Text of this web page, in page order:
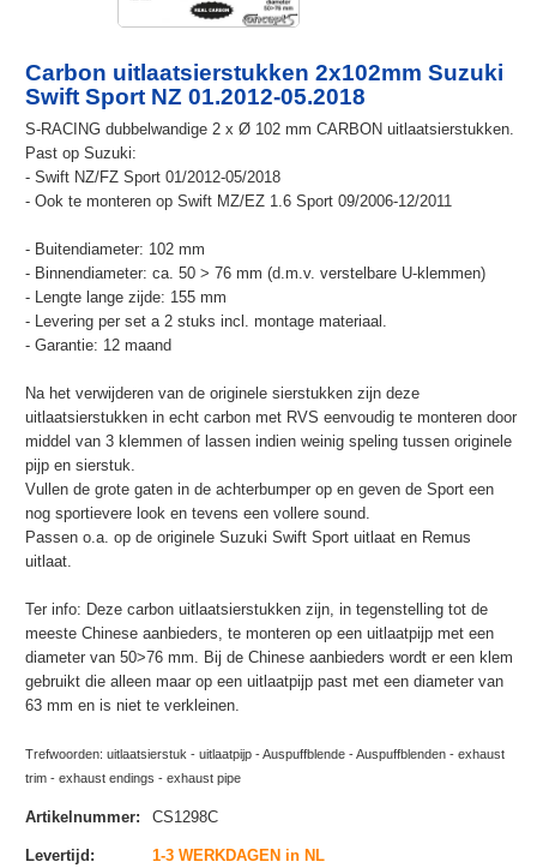
Carbon uitlaatsierstukken 2x102mm Suzuki
Swift Sport NZ 01.2012-05.2018
S-RACING dubbelwandige 2 x Ø 102 mm CARBON uitlaatsierstukken.
Past op Suzuki:
- Swift NZ/FZ Sport 01/2012-05/2018
- Ook te monteren op Swift MZ/EZ 1.6 Sport 09/2006-12/2011
- Buitendiameter: 102 mm
- Binnendiameter: ca. 50 > 76 mm (d.m.v. verstelbare U-klemmen)
- Lengte lange zijde: 155 mm
- Levering per set a 2 stuks incl. montage materiaal.
- Garantie: 12 maand
Na het verwijderen van de originele sierstukken zijn deze
uitlaatsierstukken in echt carbon met RVS eenvoudig te monteren door
middel van 3 klemmen of lassen indien weinig speling tussen originele
pijp en sierstuk.
Vullen de grote gaten in de achterbumper op en geven de Sport een
nog sportievere look en tevens een vollere sound.
Passen o.a. op de originele Suzuki Swift Sport uitlaat en Remus
uitlaat.
Ter info: Deze carbon uitlaatsierstukken zijn, in tegenstelling tot de
meeste Chinese aanbieders, te monteren op een uitlaatpijp met een
diameter van 50>76 mm. Bij de Chinese aanbieders wordt er een klem
gebruikt die alleen maar op een uitlaatpijp past met een diameter van
63 mm en is niet te verkleinen.
Trefwoorden: uitlaatsierstuk - uitlaatpijp - Auspuffblende - Auspuffblenden - exhaust
trim - exhaust endings - exhaust pipe
Artikelnummer: CS1298C
Levertijd :
1-3 WERKDAGEN in NL